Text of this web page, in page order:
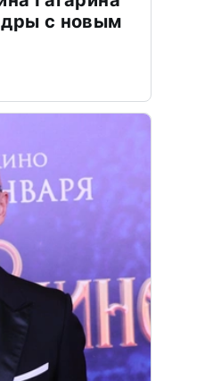
с новым